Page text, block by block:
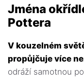
Jména
Pottera
V kouzelném
propůjčuje více
odráží samotnou